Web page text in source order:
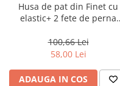
Husa de pat din Finet cu
elastic+ 2 fete de perna
100,66 Lei
58,00 Lei
ADAUGA IN COS